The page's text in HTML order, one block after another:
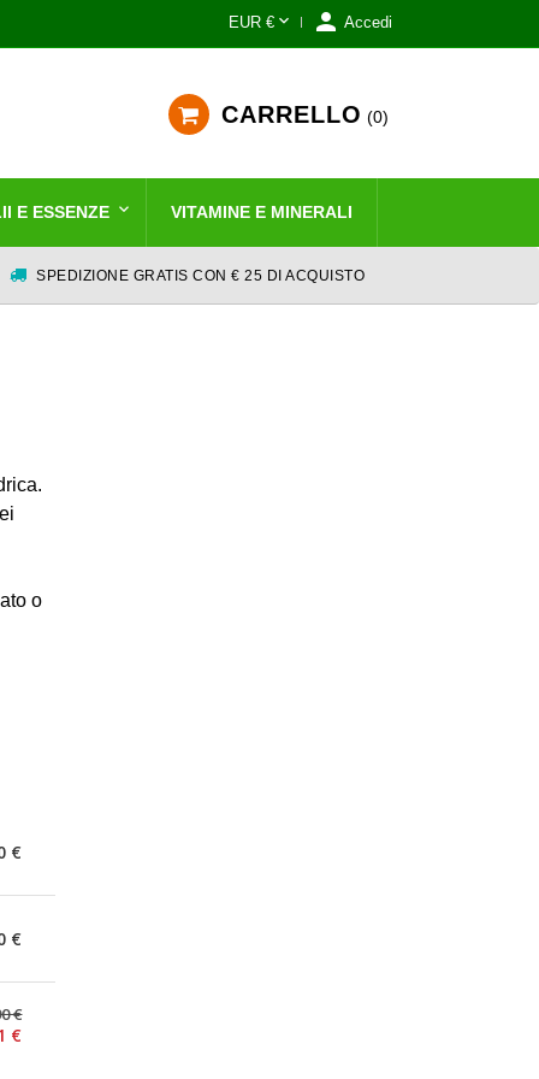
EUR €  Accedi
CARRELLO 0
E ESSENZE VITAMINE E MINERALI
SPEDIZIONE GRATIS CON € 25 DI ACQUISTO
o
€
€
€
€